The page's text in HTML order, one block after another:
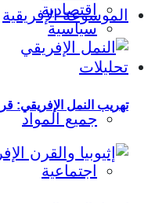
الموسوعة الإفريقية
تحليلات
جميع المواد
اجتماعية
اقتصادية
سياسية
تهريب النمل الإفريقي: